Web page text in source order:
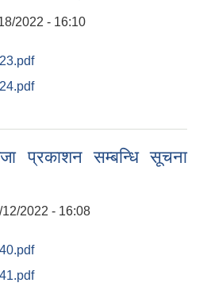
2022 - 16:10
प्रकाशन सम्बन्धि सूचना
2022 - 16:08